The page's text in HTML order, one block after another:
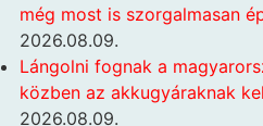
még most is szorgalmasan
2026.08.09.
Lángolni fognak a
közben az akkugyáraknak
2026.08.09.